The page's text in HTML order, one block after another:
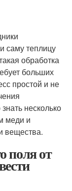
саму теплицу
обработка
больших
простой и не
несколько
меди и
вещества.
поля от